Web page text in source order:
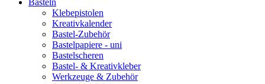
Basteln
Klebepistolen
Kreativkalender
Bastel-Zubehör
Bastelpapiere - uni
Bastelscheren
Bastel- & Kreativkleber
Werkzeuge & Zubehör